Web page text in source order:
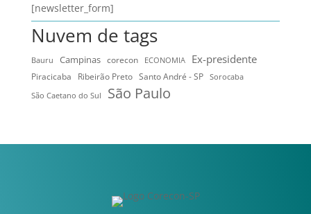
[newsletter_form]
Nuvem de tags
Bauru Campinas corecon ECONOMIA Ex-presidente
Piracicaba Ribeirão Preto Santo André - SP
Sorocaba
São Caetano do Sul
São Paulo